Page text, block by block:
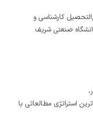
ارشد ۱۴۰۴،‌ فارغ‌التحصیل کارشناسی و
صنعتی شریف
استراتژی مطالعاتی با